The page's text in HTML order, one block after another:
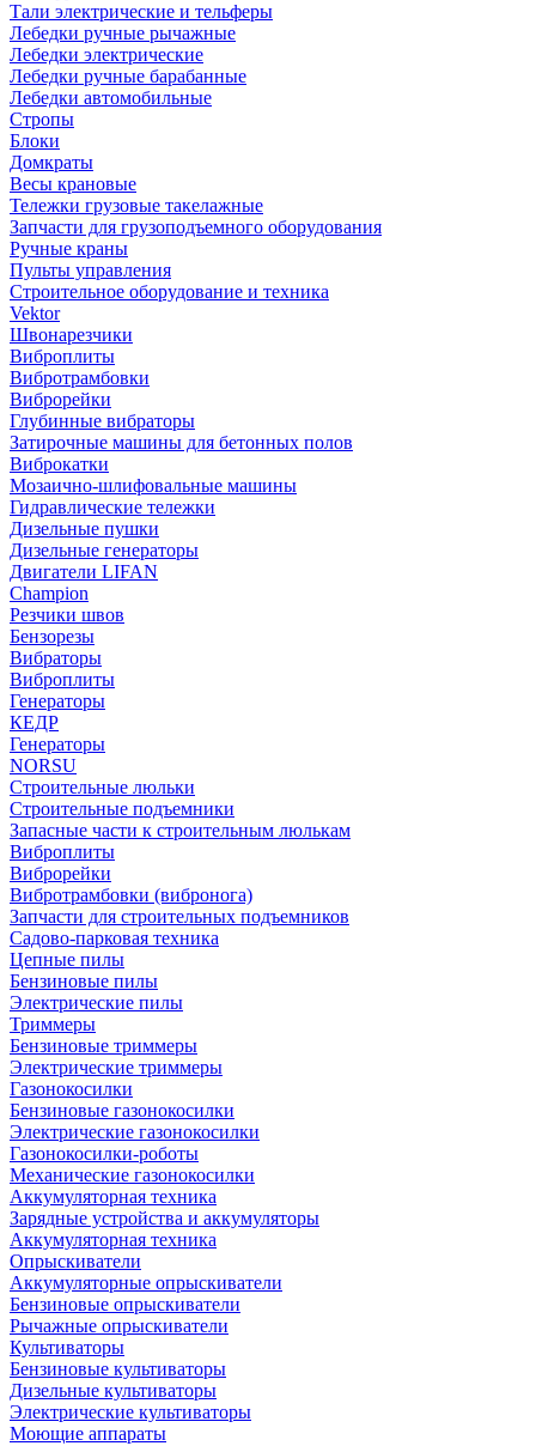
Тали электрические и тельферы
Лебедки ручные рычажные
Лебедки электрические
Лебедки ручные барабанные
Лебедки автомобильные
Стропы
Блоки
Домкраты
Весы крановые
Тележки грузовые такелажные
Запчасти для грузоподъемного оборудования
Ручные краны
Пульты управления
Строительное оборудование и техника
Vektor
Швонарезчики
Виброплиты
Вибротрамбовки
Виброрейки
Глубинные вибраторы
Затирочные машины для бетонных полов
Виброкатки
Мозаично-шлифовальные машины
Гидравлические тележки
Дизельные пушки
Дизельные генераторы
Двигатели LIFAN
Champion
Резчики швов
Бензорезы
Вибраторы
Виброплиты
Генераторы
КЕДР
Генераторы
NORSU
Строительные люльки
Строительные подъемники
Запасные части к строительным люлькам
Виброплиты
Виброрейки
Вибротрамбовки (вибронога)
Запчасти для строительных подъемников
Садово-парковая техника
Цепные пилы
Бензиновые пилы
Электрические пилы
Триммеры
Бензиновые триммеры
Электрические триммеры
Газонокосилки
Бензиновые газонокосилки
Электрические газонокосилки
Газонокосилки-роботы
Механические газонокосилки
Аккумуляторная техника
Зарядные устройства и аккумуляторы
Аккумуляторная техника
Опрыскиватели
Аккумуляторные опрыскиватели
Бензиновые опрыскиватели
Рычажные опрыскиватели
Культиваторы
Бензиновые культиваторы
Дизельные культиваторы
Электрические культиваторы
Моющие аппараты